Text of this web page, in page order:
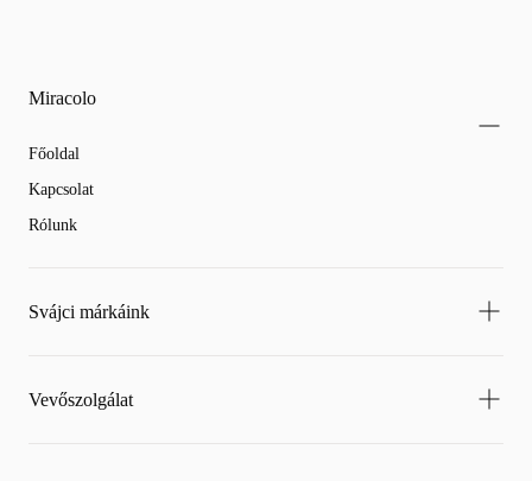
Miracolo
Főoldal
Kapcsolat
Rólunk
Svájci márkáink
Vevőszolgálat